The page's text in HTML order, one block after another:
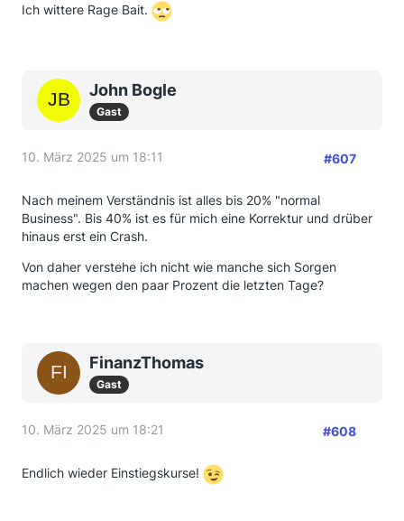
Ich wittere Rage Bait.
John Bogle
Gast
10. März 2025 um 18:11 #607
Nach meinem Verständnis ist alles bis 20% "normal
Business". Bis 40% ist es für mich eine Korrektur und drüber
hinaus erst ein Crash.
Von daher verstehe ich nicht wie manche sich Sorgen
machen wegen den paar Prozent die letzten Tage?
FinanzThomas
Gast
10. März 2025 um 18:21 #608
Endlich wieder Einstiegskurse!